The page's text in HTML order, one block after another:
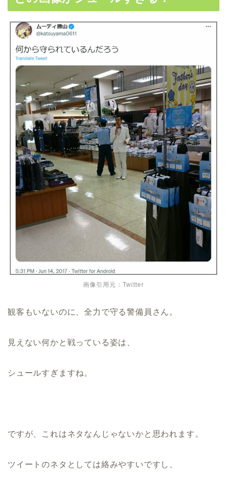
画像引用元：Twitter
観客もいないのに、全力で守る警備員さん。
見えない何かと戦っている姿は、
シュールすぎますね。
ですが、これはネタなんじゃないかと思われます。
ツイートのネタとしては絡みやすいですし、